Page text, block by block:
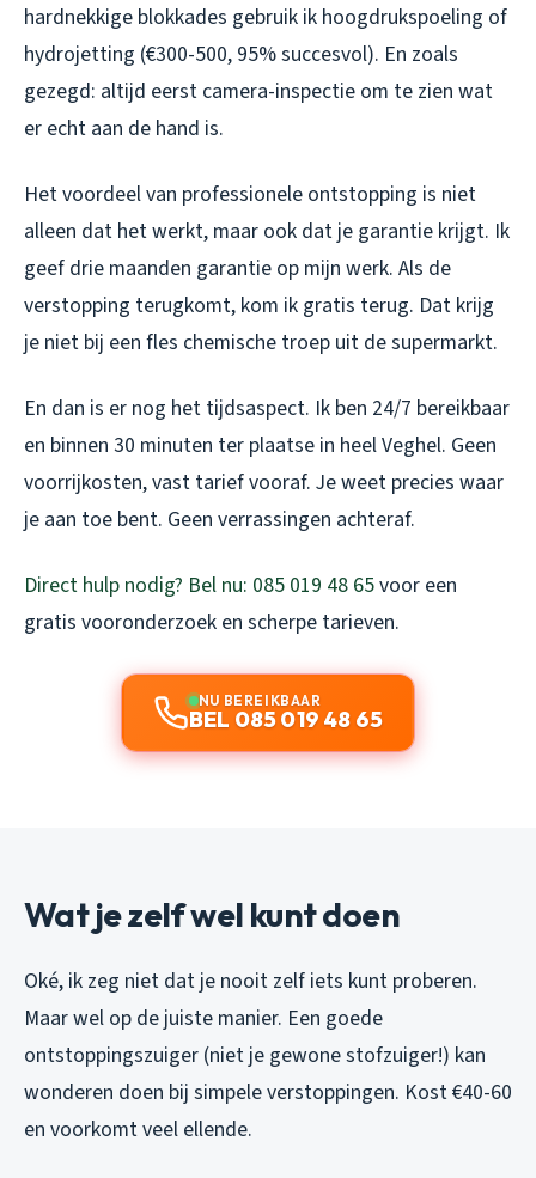
hardnekkige blokkades gebruik ik hoogdrukspoeling of
hydrojetting (€300-500, 95% succesvol). En zoals
gezegd: altijd eerst camera-inspectie om te zien wat
er echt aan de hand is.
Het voordeel van professionele ontstopping is niet
alleen dat het werkt, maar ook dat je garantie krijgt. Ik
geef drie maanden garantie op mijn werk. Als de
verstopping terugkomt, kom ik gratis terug. Dat krijg
je niet bij een fles chemische troep uit de supermarkt.
En dan is er nog het tijdsaspect. Ik ben 24/7 bereikbaar
en binnen 30 minuten ter plaatse in heel Veghel. Geen
voorrijkosten, vast tarief vooraf. Je weet precies waar
je aan toe bent. Geen verrassingen achteraf.
Direct hulp nodig? Bel nu: 085 019 48 65voor een
gratis vooronderzoek en scherpe tarieven.
NU BEREIKBAAR
BEL 085 019 48 65
Wat je zelf wel kunt doen
Oké, ik zeg niet dat je nooit zelf iets kunt proberen.
Maar wel op de juiste manier. Een goede
ontstoppingszuiger (niet je gewone stofzuiger!) kan
wonderen doen bij simpele verstoppingen. Kost €40-60
en voorkomt veel ellende.